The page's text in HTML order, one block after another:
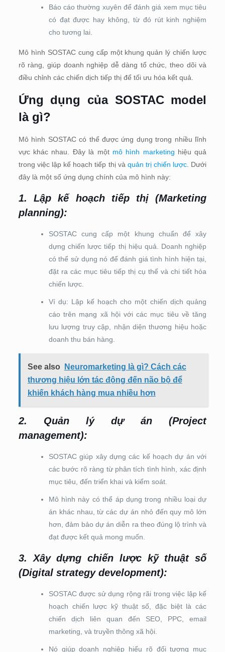
Báo cáo thường xuyên để đánh giá xem mục tiêu
có đạt được hay không, từ đó rút kinh nghiệm
cho tương lai.
Mô hình SOSTAC cung cấp một khung quản lý chiến lược
rõ ràng, giúp doanh nghiệp dễ dàng tổ chức, theo dõi và
điều chỉnh các chiến dịch tiếp thị để tối ưu hóa kết quả.
Ứng dụng của SOSTAC model
là gì?
Mô hình SOSTAC có thể được ứng dụng trong nhiều lĩnh
vực khác nhau. Đây là một mô hình marketing hiệu quả
trong việc lập kế hoạch tiếp thị và quản trị chiến lược . Dưới
đây là một số ứng dụng chính của mô hình này:
1. Lập kế hoạch tiếp thị (Marketing
planning):
SOSTAC cung cấp một khung chuẩn để xây
dựng chiến lược tiếp thị hiệu quả. Doanh nghiệp
có thể sử dụng nó để đánh giá tình hình hiện tại,
đặt ra các mục tiêu tiếp thị cụ thể và chi tiết hóa
chiến lược.
Ví dụ: Lập kế hoạch cho một chiến dịch quảng
cáo trên mạng xã hội với các mục tiêu về tăng
lưu lượng truy cập, nhận diện thương hiệu hoặc
doanh thu bán hàng.
See also
Neuromarketing là gì? Cách các
thương hiệu lớn tác động đến não bộ để
khiến khách hàng mua nhiều hơn
2. Quản lý dự án (Project
management):
SOSTAC giúp xây dựng các kế hoạch dự án với
các bước rõ ràng từ phân tích tình hình, xác định
mục tiêu, đến triển khai và kiểm soát.
Mô hình này có thể áp dụng trong nhiều loại dự
án khác nhau, từ các dự án nhỏ đến quy mô lớn
hơn, đảm bảo dự án diễn ra theo đúng lộ trình và
đạt được kết quả mong muốn.
3. Xây dựng chiến lược kỹ thuật số
(Digital strategy development):
SOSTAC được sử dụng rộng rãi trong việc lập kế
hoạch chiến lược kỹ thuật số, đặc biệt là các
chiến dịch liên quan đến SEO, PPC, email
marketing, và truyền thông xã hội.
Nó giúp doanh nghiệp hiểu rõ đối tượng mục